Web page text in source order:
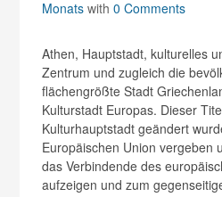
Monats with0 Comments
Athen, Hauptstadt, kulturelles
Zentrum und zugleich die
flächengrößte Stadt
Kulturstadt Europas. Dieser
Kulturhauptstadt geändert
Europäischen Union vergeben
das Verbindende des
aufzeigen und zum